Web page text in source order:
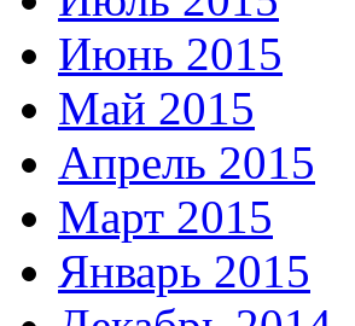
Июнь 2015
Май 2015
Апрель 2015
Март 2015
Январь 2015